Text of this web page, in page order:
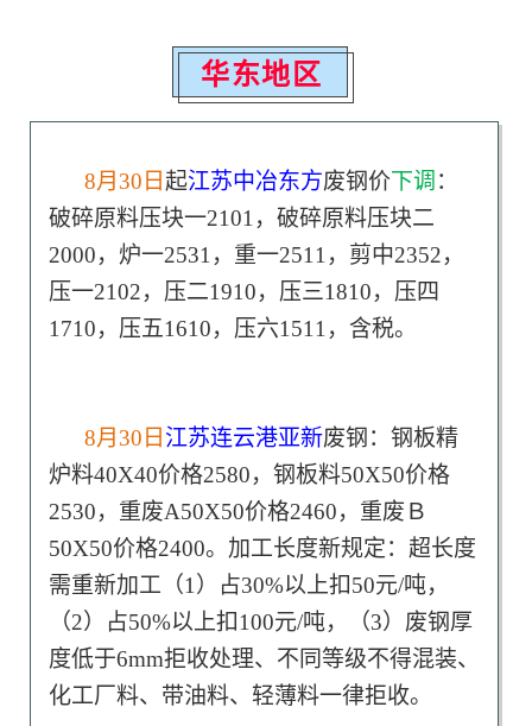
华东地区
8月30日 起江苏中冶东方废钢价下调 ：
破碎原料压块一2101，破碎原料压块二
2000，炉一2531，重一2511，剪中2352，
压一2102，压二1910，压三1810，压四
1710，压五1610，压六1511，含税。
8月30日 江苏连云港亚新废钢：钢板精
炉料40X40价格2580，钢板料50X50价格
2530，重废A50X50价格2460，重废Ｂ
50X50价格2400。加工长度新规定：超长度
需重新加工（1）占30%以上扣50元/吨，
（2）占50%以上扣100元/吨，（3）废钢厚
度低于6mm拒收处理、不同等级不得混装、
化工厂料、带油料、轻薄料一律拒收。